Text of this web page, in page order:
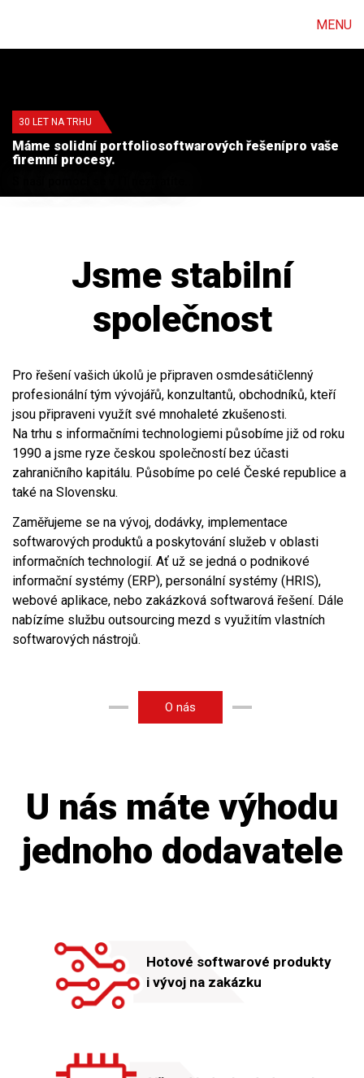
30 LET NA TRHU
Máme solidní portfoliosoftwarových řešenípro vaše
firemní procesy.
Jsme stabilní
společnost
Pro řešení vašich úkolů je připraven osmdesátičlenný
profesionální tým vývojářů, konzultantů, obchodníků, kteří
jsou připraveni využít své mnohaleté zkušenosti.
Na trhu s informačními technologiemi působíme již od roku
1990 a jsme ryze českou společností bez účasti
zahraničního kapitálu. Působíme po celé České republice a
také na Slovensku.
Zaměřujeme se na vývoj, dodávky, implementace
softwarových produktů a poskytování služeb v oblasti
informačních technologií. Ať už se jedná o podnikové
informační systémy (ERP), personální systémy (HRIS),
webové aplikace, nebo zakázková softwarová řešení. Dále
nabízíme službu outsourcing mezd s využitím vlastních
softwarových nástrojů.
O nás
U nás máte výhodu
jednoho dodavatele
Hotové softwarové produkty
i vývoj na zakázku
MENU